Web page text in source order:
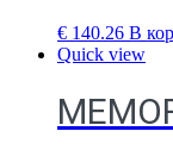
€ 140.26 В
Quick view